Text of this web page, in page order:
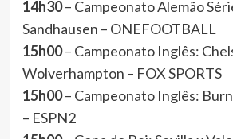
14h30– Campeonato Alemão
Sandhausen – ONEFOOTBALL
15h00– Campeonato Inglês:
Wolverhampton – FOX SPORTS
15h00– Campeonato Inglês:
– ESPN2